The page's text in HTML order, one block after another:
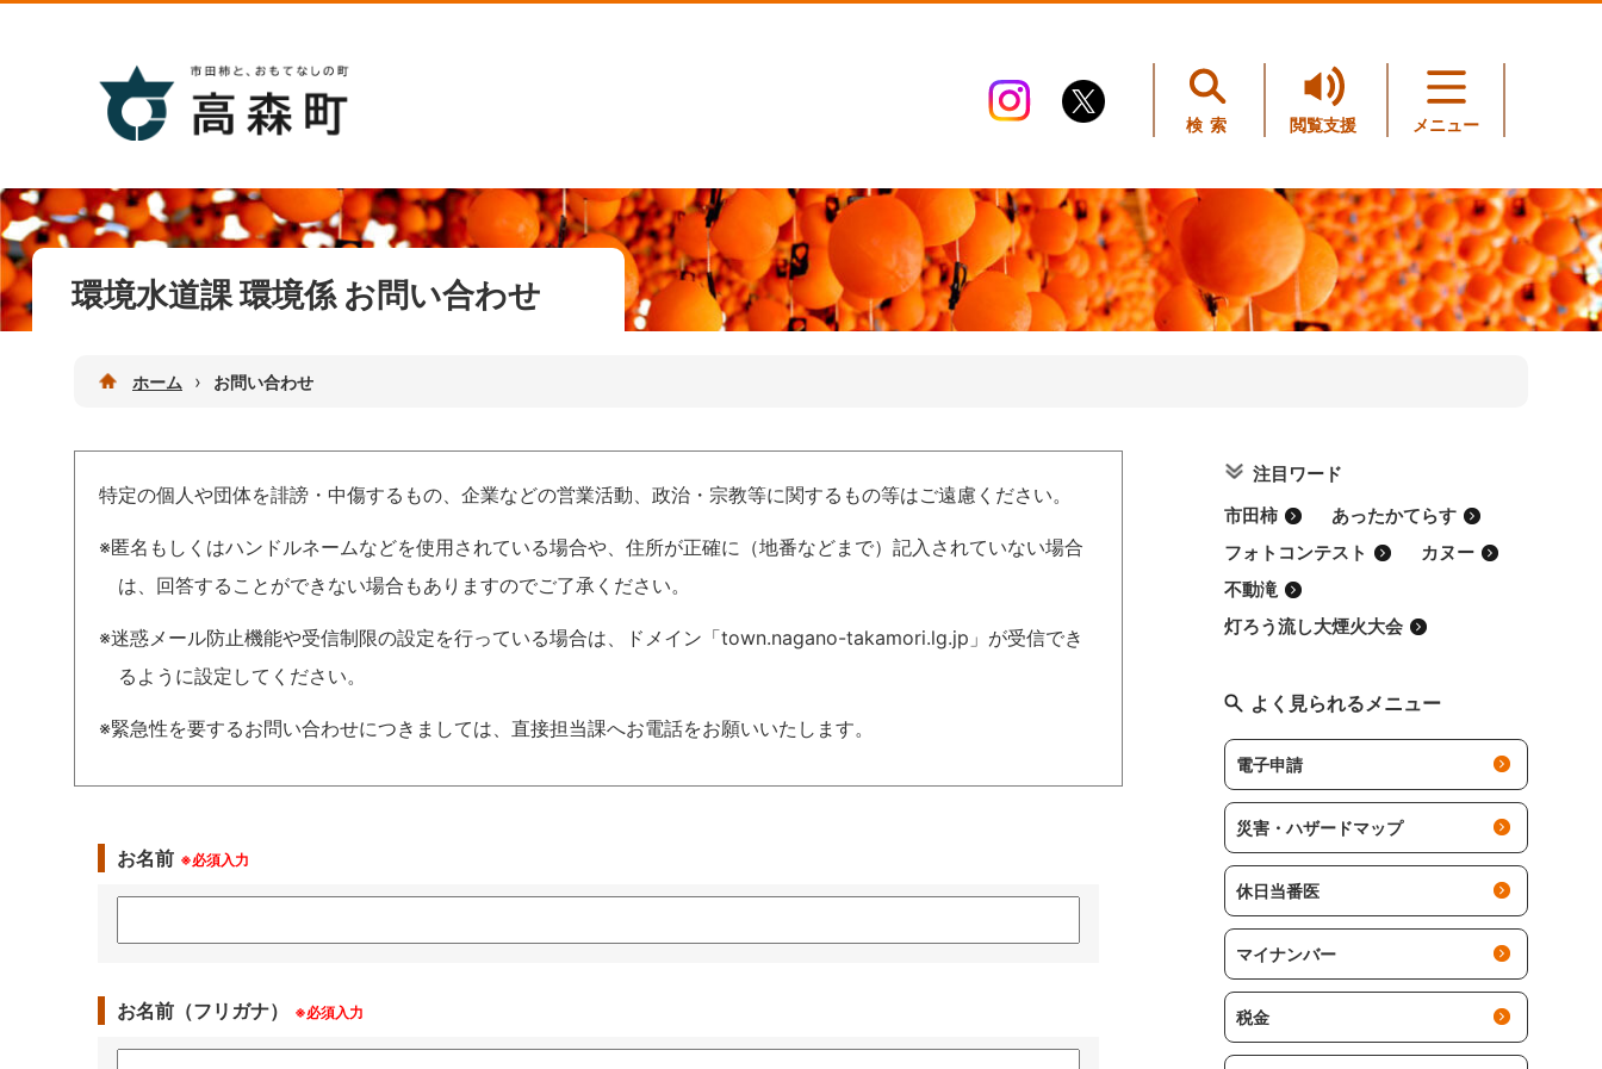
検索 閲覧支援 メニュー
環境水道課 環境係 お問い合わせ
ホーム › お問い合わせ
特定の個人や団体を誹謗・中傷するもの、企業などの営業活動、政治・宗教等に関するもの等はご遠慮ください。
※匿名もしくはハンドルネームなどを使用されている場合や、住所が正確に（地番などまで）記入されていない場合
は、回答することができない場合もありますのでご了承ください。
※迷惑メール防止機能や受信制限の設定を行っている場合は、ドメイン「town.nagano-takamori.lg.jp」が受信でき
るように設定してください。
※緊急性を要するお問い合わせにつきましては、直接担当課へお電話をお願いいたします。
お名前 ※必須入力
お名前（フリガナ） ※必須入力
注目ワード
市田柿
あったかてらす
フォトコンテスト
カヌー
不動滝
灯ろう流し大煙火大会
よく見られるメニュー
電子申請
災害・ハザードマップ
休日当番医
マイナンバー
税金